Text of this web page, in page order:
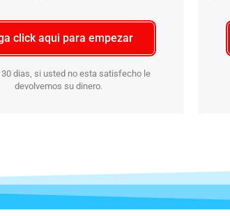
click aqui para empezar
30 dias, si usted no esta satisfecho le
devolvemos su dinero.